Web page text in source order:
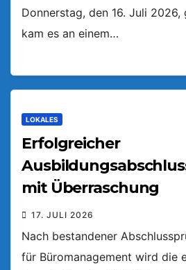
Donnerstag, den 16. Juli 2026,
kam es an einem…
LOKALES
Erfolgreicher
mit Überraschung
17. JULI 2026
Nach bestandener
für Büromanagement wird die